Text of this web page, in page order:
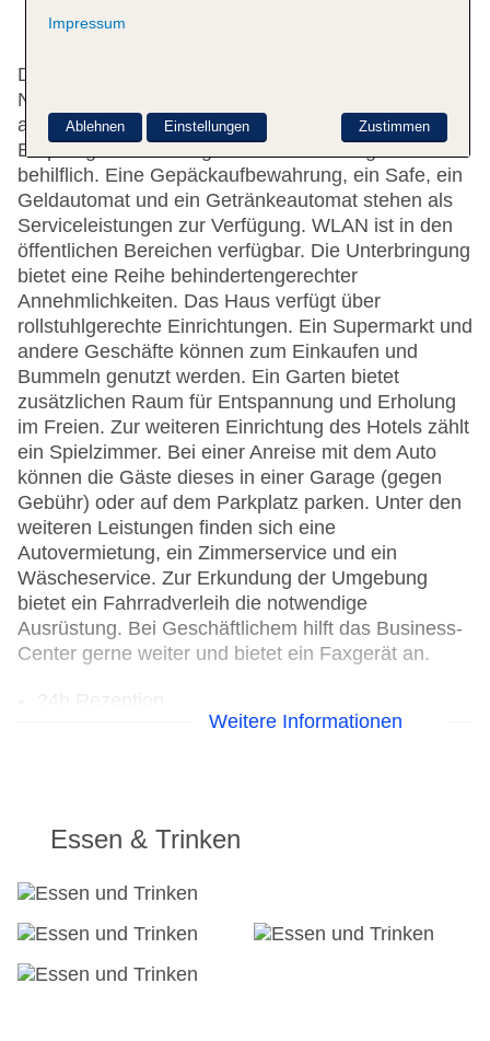
Das Hotel mit einem Aufzug verfügt über 124
Nichtraucherzimmer. Englischsprachiges Personal
an der rund um die Uhr besetzten Rezeption im
Empfangsbereich ist gerne bei allen Fragen
behilflich. Eine Gepäckaufbewahrung, ein Safe, ein
Geldautomat und ein Getränkeautomat stehen als
Serviceleistungen zur Verfügung. WLAN ist in den
öffentlichen Bereichen verfügbar. Die Unterbringung
bietet eine Reihe behindertengerechter
Annehmlichkeiten. Das Haus verfügt über
rollstuhlgerechte Einrichtungen. Ein Supermarkt und
andere Geschäfte können zum Einkaufen und
Bummeln genutzt werden. Ein Garten bietet
zusätzlichen Raum für Entspannung und Erholung
im Freien. Zur weiteren Einrichtung des Hotels zählt
ein Spielzimmer. Bei einer Anreise mit dem Auto
können die Gäste dieses in einer Garage (gegen
Gebühr) oder auf dem Parkplatz parken. Unter den
weiteren Leistungen finden sich eine
Autovermietung, ein Zimmerservice und ein
Wäscheservice. Zur Erkundung der Umgebung
bietet ein Fahrradverleih die notwendige
Ausrüstung. Bei Geschäftlichem hilft das Business-
Center gerne weiter und bietet ein Faxgerät an.
Garage: gegen Gebühr
Hoteleröffnung: 1999
WLAN/WiFi im Hotel
Letzte umfassende Renovierung: 2019
Minimarkt
Weitere Informationen
Essen & Trinken
Impressum
Zustimmen
Ablehnen Einstellungen